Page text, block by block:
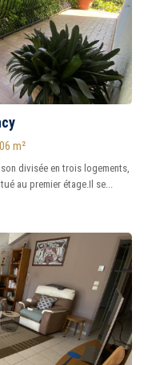
m²
divisée en trois logements,
au premier étage.Il se...